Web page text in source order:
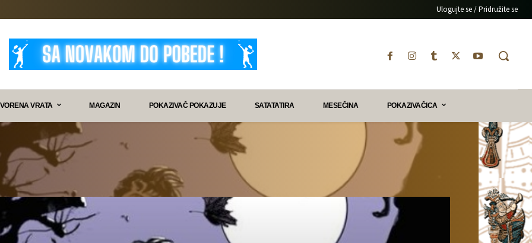
Ulogujte se / Pridružite se
VRATA MAGAZIN POKAZIVAČ POKAZUJE SATATATIRA MESEČINA POKAZIVAČICA